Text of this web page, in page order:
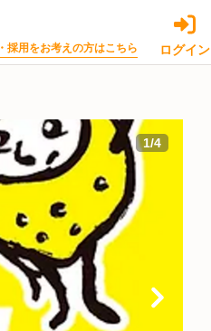
採用をお考えの方はこちら ログイン
1/4